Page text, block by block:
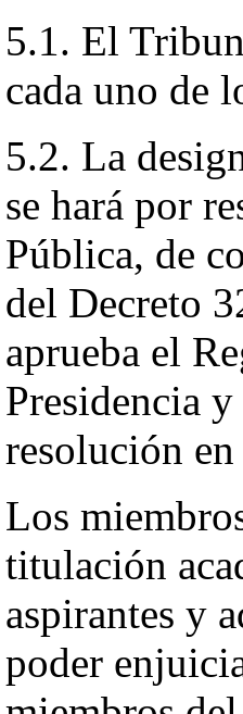
5.1. El
cada uno de
5.2. La
se hará por
Pública, de
del Decreto
aprueba el
Presidencia
resolución
Los
titulación
aspirantes y
poder